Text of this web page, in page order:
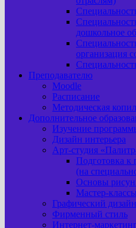
дошкольное
организация
Преподавателю
Moodle
Расписание
Методическая
Дополнительное
Изучение
Дизайн интерьера
Арт-cтудия
Подготовка
(на
Основы
Мастер-классы
Графический дизайн
Фирменный стиль
Интернет-маркетинг